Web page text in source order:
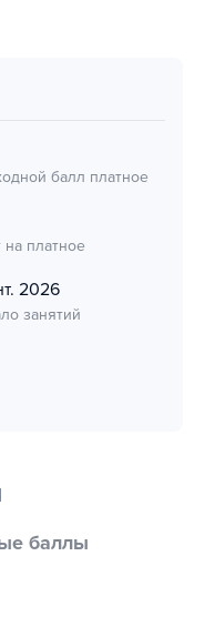
балл платное
на платное
2026
занятий
баллы